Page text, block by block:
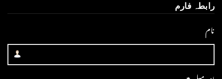
رابطہ فارم
نام